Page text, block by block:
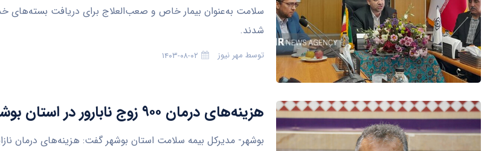
سلامت به‌عنوان بیمار خاص و صعب‌العلاج برای دریافت بسته‌های
شدند.
توسط مهر نیوز ۱۴۰۳-۰۸-۰۲
هزینه‌های درمان ۹۰۰ زوج نابارور در استان بوشهر پرداخت شد